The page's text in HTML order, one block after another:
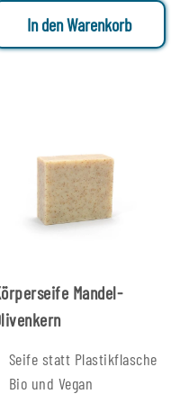
In den Warenkorb
Mandel-
Seife statt Plastikflasche
Bio und Vegan